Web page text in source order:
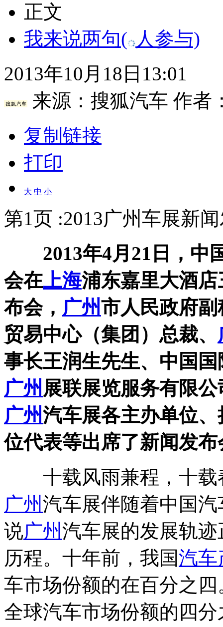
正文
我来说两句( 人参与)
2013年10月18日13:01
来源： 搜狐汽车 作者
复制链接
打印
大 中 小
第1页 :2013广州车展新
2013年4月21日，中
会在上海浦东嘉里大酒
布会， 广州市人民政府
贸易中心（集团）总裁、
事长王润生先生、中国
广州 展联展览服务有限
广州汽车展各主办单位
位代表等出席了新闻发布
十载风雨兼程，十载
广州汽车展伴随着中国
说广州汽车展的发展轨
历程。十年前，我国汽车
车市场份额的在百分之
全球汽车市场份额的四